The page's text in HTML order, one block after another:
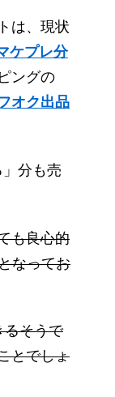
は、現状
ケプレ分
ングの
オク出品
分も売
も良心的
なってお
るそうで
とでしょ